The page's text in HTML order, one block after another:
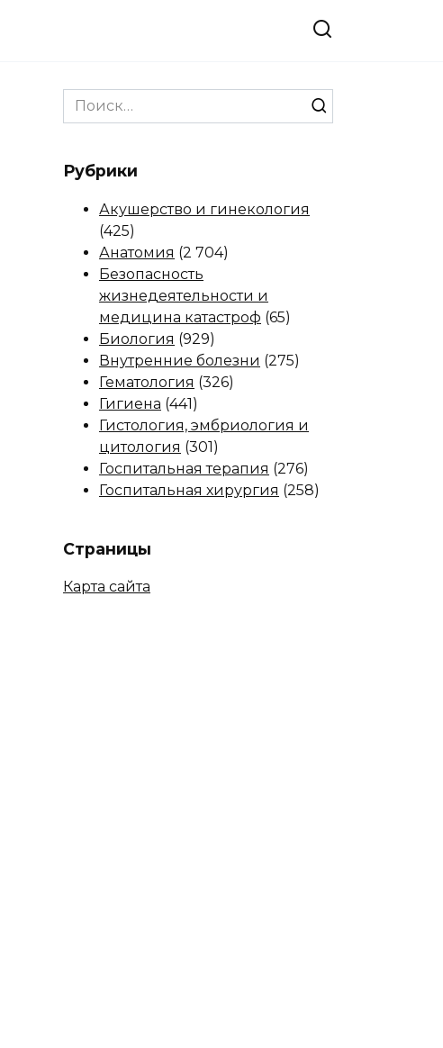
Search
for:
Рубрики
Акушерство и гинекология
(425)
Анатомия (2 704)
Безопасность
жизнедеятельности и
медицина катастроф (65)
Биология (929)
Внутренние болезни (275)
Гематология (326)
Гигиена (441)
Гистология, эмбриология и
цитология (301)
Госпитальная терапия (276)
Госпитальная хирургия (258)
Страницы
Карта сайта